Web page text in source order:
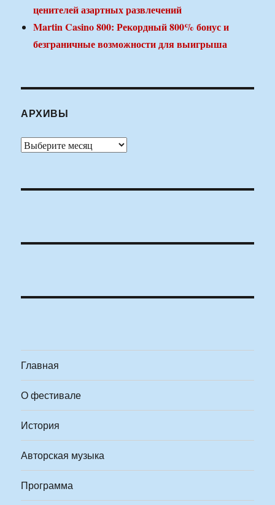
ценителей азартных развлечений
Martin Casino 800: Рекордный 800% бонус и
безграничные возможности для выигрыша
АРХИВЫ
Архивы
Главная
О фестивале
История
Авторская музыка
Программа